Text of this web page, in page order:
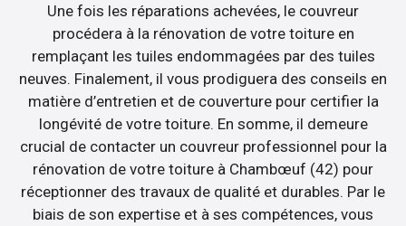
Une fois les réparations achevées, le couvreur
procédera à la rénovation de votre toiture en
remplaçant les tuiles endommagées par des tuiles
neuves. Finalement, il vous prodiguera des conseils en
matière d’entretien et de couverture pour certifier la
longévité de votre toiture. En somme, il demeure
crucial de contacter un couvreur professionnel pour la
rénovation de votre toiture à Chambœuf (42) pour
réceptionner des travaux de qualité et durables. Par le
biais de son expertise et à ses compétences, vous